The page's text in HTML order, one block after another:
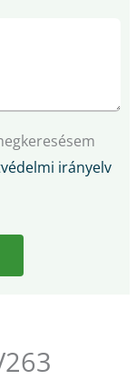
irányelv